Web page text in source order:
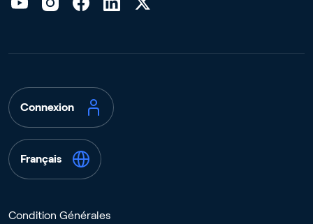
Connexion
Français
Condition Générales